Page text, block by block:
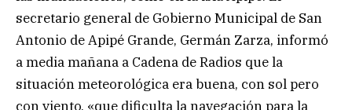
secretario general de Gobierno Municipal de San
Antonio de Apipé Grande, Germán Zarza, informó
a media mañana a Cadena de Radios que la
situación meteorológica era buena, con sol pero
con viento, «que dificulta la navegación para la